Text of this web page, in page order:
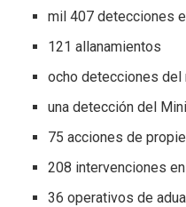
mil 407 detecciones
121 allanamientos
ocho detecciones del
una detección del
75 acciones de
208 intervenciones
36 operativos de